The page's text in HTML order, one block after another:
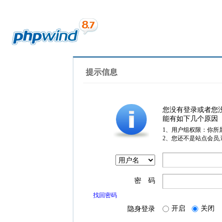
提示信息
您没有登录或者您
能有如下几个原因
1、用户组权限：你所
2、您还不是站点会员
密 码
找回密码
隐身登录 开启 关闭